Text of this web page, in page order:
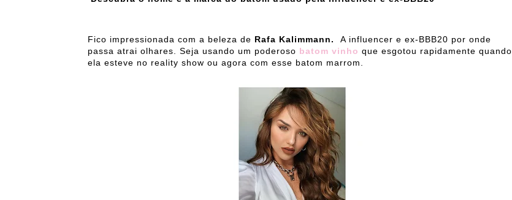
Fico impressionada com a beleza de Rafa Kalimmann.
A influencer e ex-BBB20 por onde
passa atrai olhares. Seja usando um poderoso batom vinho que esgotou rapidamente quando
ela esteve no reality show ou agora com esse batom marrom.